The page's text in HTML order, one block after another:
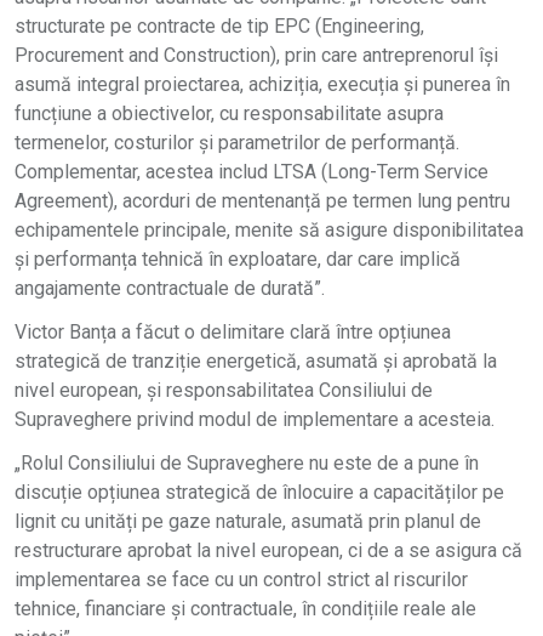
structurate pe contracte de tip EPC (Engineering,
Procurement and Construction), prin care antreprenorul își
asumă integral proiectarea, achiziția, execuția și punerea în
funcțiune a obiectivelor, cu responsabilitate asupra
termenelor, costurilor și parametrilor de performanță.
Complementar, acestea includ LTSA (Long-Term Service
Agreement), acorduri de mentenanță pe termen lung pentru
echipamentele principale, menite să asigure disponibilitatea
și performanța tehnică în exploatare, dar care implică
angajamente contractuale de durată”.
Victor Banța a făcut o delimitare clară între opțiunea
strategică de tranziție energetică, asumată și aprobată la
nivel european, și responsabilitatea Consiliului de
Supraveghere privind modul de implementare a acesteia.
„Rolul Consiliului de Supraveghere nu este de a pune în
discuție opțiunea strategică de înlocuire a capacităților pe
lignit cu unități pe gaze naturale, asumată prin planul de
restructurare aprobat la nivel european, ci de a se asigura că
implementarea se face cu un control strict al riscurilor
tehnice, financiare și contractuale, în condițiile reale ale